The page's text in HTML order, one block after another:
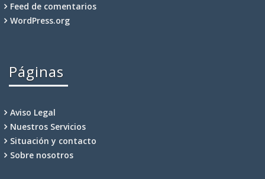
Feed de comentarios
WordPress.org
Páginas
Aviso Legal
Nuestros Servicios
Situación y contacto
Sobre nosotros